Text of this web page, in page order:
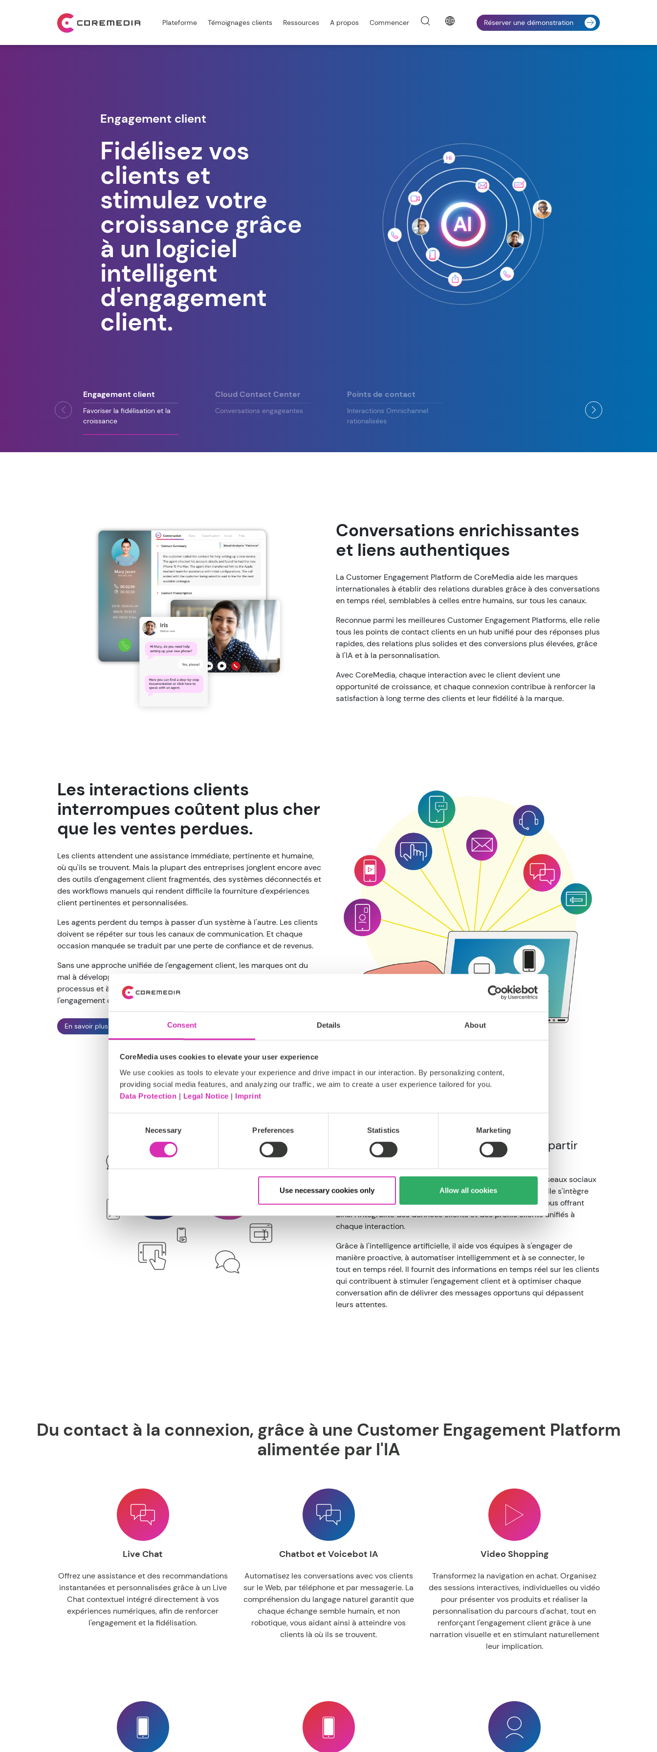
Consent Details About
CoreMedia uses cookies to elevate your user experience
We use cookies as tools to elevate your experience and drive impact in our interaction. By personalizing content,
providing social media features, and analyzing our traffic, we aim to create a user experience tailored for you.
Data Protection | Legal Notice | Imprint
Necessary Preferences Statistics Marketing
Use necessary cookies only Allow all cookies
Plateforme Témoignages clients Ressources A propos Commencer Réserver une démonstration
Engagement client
Fidélisez vos
clients et
stimulez votre
croissance grâce
à un logiciel
intelligent
d'engagement
client.
Engagement client
Favoriser la fidélisation et la
croissance
Cloud Contact Center
Conversations engageantes
Points de contact
Interactions Omnichannel
rationalisées
Conversations enrichissantes
et liens authentiques
La Customer Engagement Platform de CoreMedia aide les marques
internationales à établir des relations durables grâce à des conversations
en temps réel, semblables à celles entre humains, sur tous les canaux.
Reconnue parmi les meilleures Customer Engagement Platforms, elle relie
tous les points de contact clients en un hub unifié pour des réponses plus
rapides, des relations plus solides et des conversions plus élevées, grâce
à l'IA et à la personnalisation.
Avec CoreMedia, chaque interaction avec le client devient une
opportunité de croissance, et chaque connexion contribue à renforcer la
satisfaction à long terme des clients et leur fidélité à la marque.
Les interactions clients
interrompues coûtent plus cher
que les ventes perdues.
Les clients attendent une assistance immédiate, pertinente et humaine,
où qu'ils se trouvent. Mais la plupart des entreprises jonglent encore avec
des outils d'engagement client fragmentés, des systèmes déconnectés et
des workflows manuels qui rendent difficile la fourniture d'expériences
client pertinentes et personnalisées.
Les agents perdent du temps à passer d'un système à l'autre. Les clients
doivent se répéter sur tous les canaux de communication. Et chaque
occasion manquée se traduit par une perte de confiance et de revenus.
Sans une approche unifiée de l'engagement client, les marques ont du
mal à développer leur empathie, à automatiser intelligemment leurs
processus et à offrir un service qui semble naturel, tout en améliorant
l'engagement client à chaque point de contact.
En savoir plus
La solution : la Customer
CoreMedia
Orchestrez toutes vos conversations à partir
d'un seul et même hub
CoreMedia unifie vos canaux de Live Chat, voix, vidéo et réseaux sociaux
en une seule Customer Engagement Platform intelligente. Elle s'intègre
parfaitement à vos systèmes CRM, CDP et commerciaux, vous offrant
ainsi l'intégralité des données clients et des profils clients unifiés à
chaque interaction.
Grâce à l'intelligence artificielle, il aide vos équipes à s'engager de
manière proactive, à automatiser intelligemment et à se connecter, le
tout en temps réel. Il fournit des informations en temps réel sur les clients
qui contribuent à stimuler l'engagement client et à optimiser chaque
conversation afin de délivrer des messages opportuns qui dépassent
leurs attentes.
Du contact à la connexion, grâce à une Customer Engagement Platform
alimentée par l'IA
Live Chat
Offrez une assistance et des recommandations
instantanées et personnalisées grâce à un Live
Chat contextuel intégré directement à vos
expériences numériques, afin de renforcer
l'engagement et la fidélisation.
Chatbot et Voicebot IA
Automatisez les conversations avec vos clients
sur le Web, par téléphone et par messagerie. La
compréhension du langage naturel garantit que
chaque échange semble humain, et non
robotique, vous aidant ainsi à atteindre vos
clients là où ils se trouvent.
Video Shopping
Transformez la navigation en achat. Organisez
des sessions interactives, individuelles ou vidéo
pour présenter vos produits et réaliser la
personnalisation du parcours d'achat, tout en
renforçant l'engagement client grâce à une
narration visuelle et en stimulant naturellement
leur implication.